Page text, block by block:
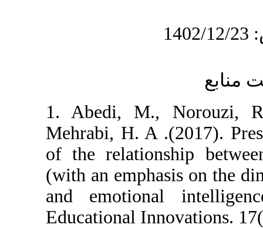
1. Abedi, M.,
Mehrabi, H. A
of the
(with an
and
Educational